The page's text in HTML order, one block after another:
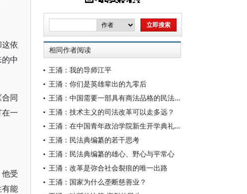
依
中
同
一
受
能
相同作者阅读
王涌：我的导师江平
王涌：你们是英雄辈出的九零后
王涌：中国需要一部具有商法品格的民法典
王涌：技术主义的司法改革可以走多远？
王涌：在中国青年政治学院新生开学典礼上的演讲
王涌：民法典编纂的若干思考
王涌：民法典编纂的雄心、野心与平常心
王涌：改革是弥合社会裂痕的唯一出路
王涌：国家为什么垄断慈善业？